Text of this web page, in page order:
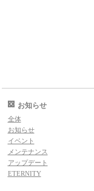
お知らせ
全体
お知らせ
イベント
メンテナンス
アップデート
ETERNITY